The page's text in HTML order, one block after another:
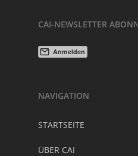
CAI-NEWSLETTER
NAVIGATION
STARTSEITE
ÜBER CAI